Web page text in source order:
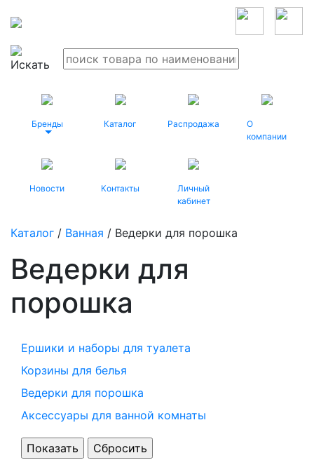
Бренды Каталог Распродажа
О
компании
Новости Контакты
Личный
кабинет
Каталог / Ванная / Ведерки для порошка
Ведерки для
порошка
Ершики и наборы для туалета
Корзины для белья
Ведерки для порошка
Аксессуары для ванной комнаты